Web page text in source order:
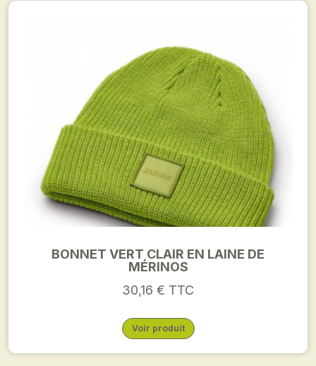
BONNET VERT CLAIR EN LAINE DE
MÉRINOS
30,16 € TTC
Voir produit